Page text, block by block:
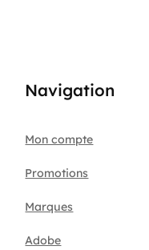
Navigation
Mon compte
Promotions
Marques
Adobe